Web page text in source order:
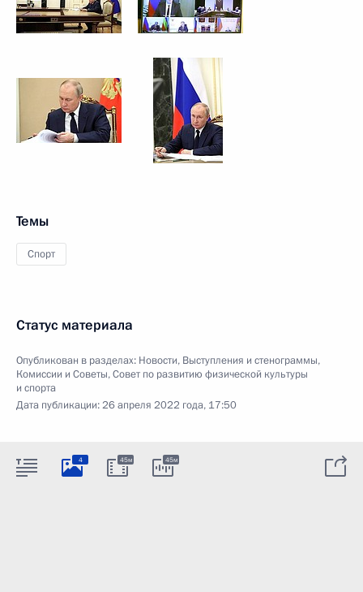
Темы
Спорт
Статус материала
Опубликован в разделах: Новости, Выступления и стенограммы,
Комиссии и Советы,Совет по развитию физической культуры
и спорта
Дата публикации:26 апреля 2022 года, 17:50
4 45м 45м